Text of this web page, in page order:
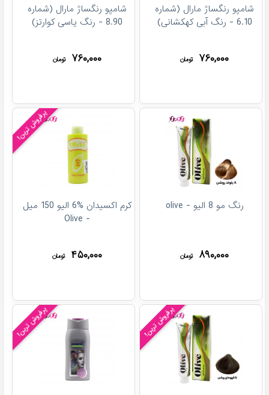
شامپو رنگساژ مارال (شماره
6.10 - رنگ آبی کهکشانی)
۷۶۰,۰۰۰ تومان
شامپو رنگساژ مارال (شماره
8.90 - رنگ یاسی کوارتز)
۷۶۰,۰۰۰ تومان
رنگ مو 8 الیو - olive
۸۹۰,۰۰۰ تومان
پرفروش ترین!
کرم اکسیدان %6 الیو 150 میل
- Olive
۴۵۰,۰۰۰ تومان
پرفروش ترین! پرفروش ترین!